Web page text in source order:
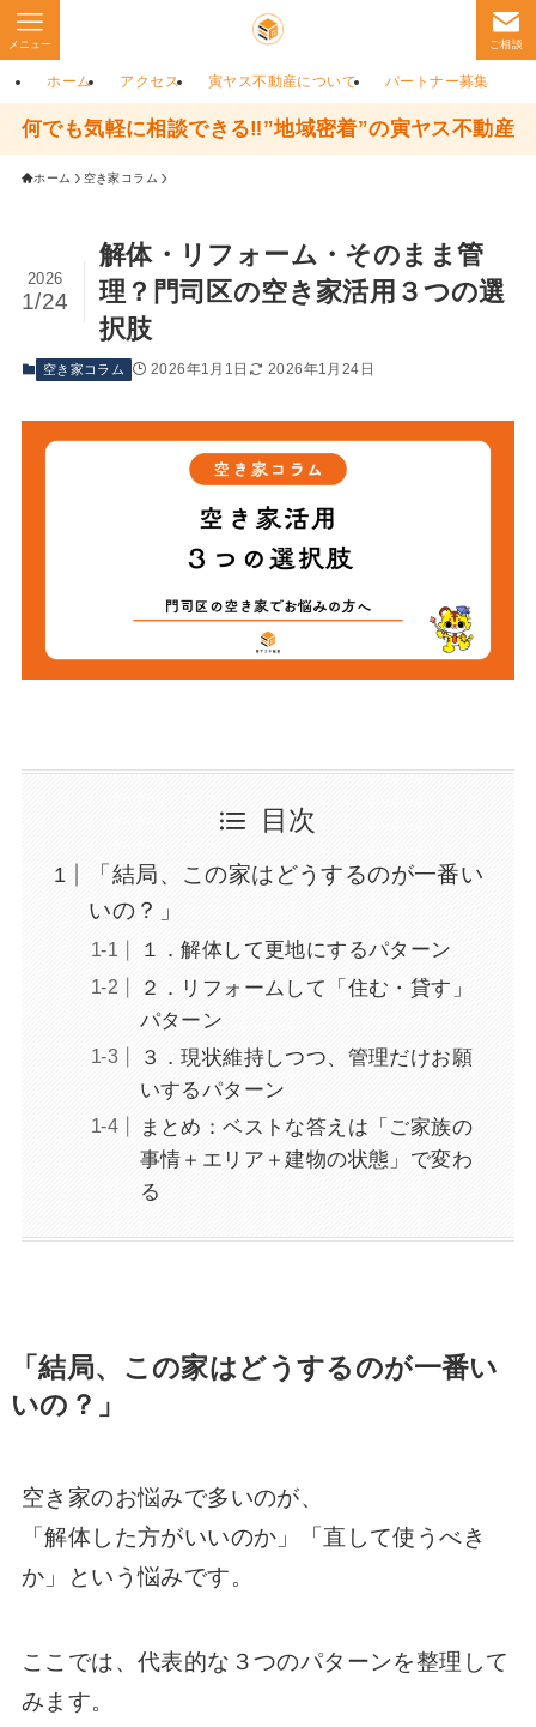
ご相談
メニュー
ホーム アクセス 寅ヤス不動産について パートナー募集
何でも気軽に相談できる‼”地域密着”の寅ヤス不動産
ホーム 空き家コラム
解体・リフォーム・そのまま管
理？門司区の空き家活用３つの選
択肢
2026
1/24
空き家コラム 2026年1月1日 2026年1月24日
目次
「結局、この家はどうするのが一番い
いの？」
１．解体して更地にするパターン
２．リフォームして「住む・貸す」
パターン
３．現状維持しつつ、管理だけお願
いするパターン
まとめ：ベストな答えは「ご家族の
事情＋エリア＋建物の状態」で変わ
る
「結局、この家はどうするのが一番い
いの？」
空き家のお悩みで多いのが、
「解体した方がいいのか」「直して使うべき
か」という悩みです。
ここでは、代表的な３つのパターンを整理して
みます。